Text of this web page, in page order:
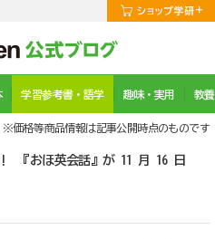
学習参考書・語学 趣味・実用 教
※価格等商品情報は記事公開時点のものです
『おほ英会話』が 11 月 16 日